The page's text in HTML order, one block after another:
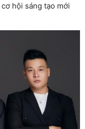
hội sáng tạo mới